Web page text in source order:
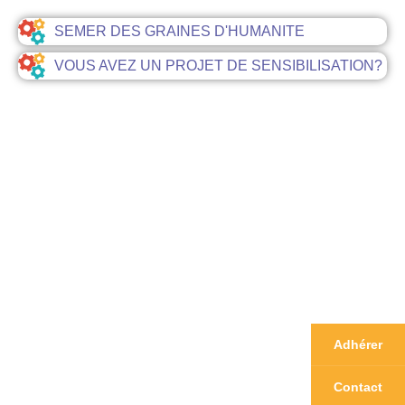
SEMER DES GRAINES D'HUMANITE
VOUS AVEZ UN PROJET DE SENSIBILISATION?
Adhérer
Contact